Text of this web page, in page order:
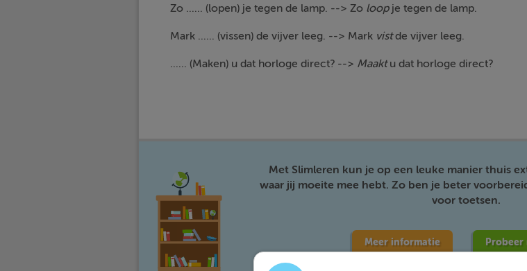
Zo ...... (lopen) je tegen de lamp. --> Zo loopje tegen de lamp.
Mark ...... (vissen) de vijver leeg. --> Mark vistde vijver leeg.
...... (Maken) u dat horloge direct? --> Maaktu dat horloge direct?
Met Slimleren kun je op een leuke manier thuis
waar jij moeite mee hebt. Zo ben je beter
voor toetsen.
Meer informatie